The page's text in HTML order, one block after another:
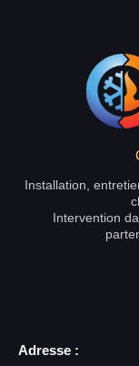
Installation,
Intervention
Adresse :